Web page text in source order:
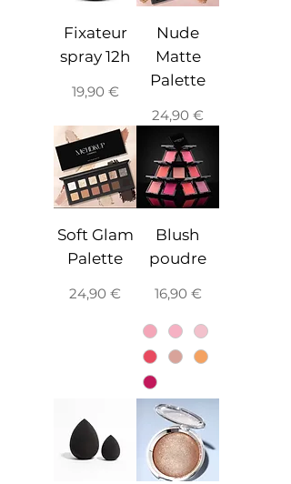
Fixateur
spray 12h
Prix
19,90 €
Nude
Matte
Palette
Prix
24,90 €
Soft Glam
Palette
Prix
24,90 €
Blush
poudre
Prix
16,90 €